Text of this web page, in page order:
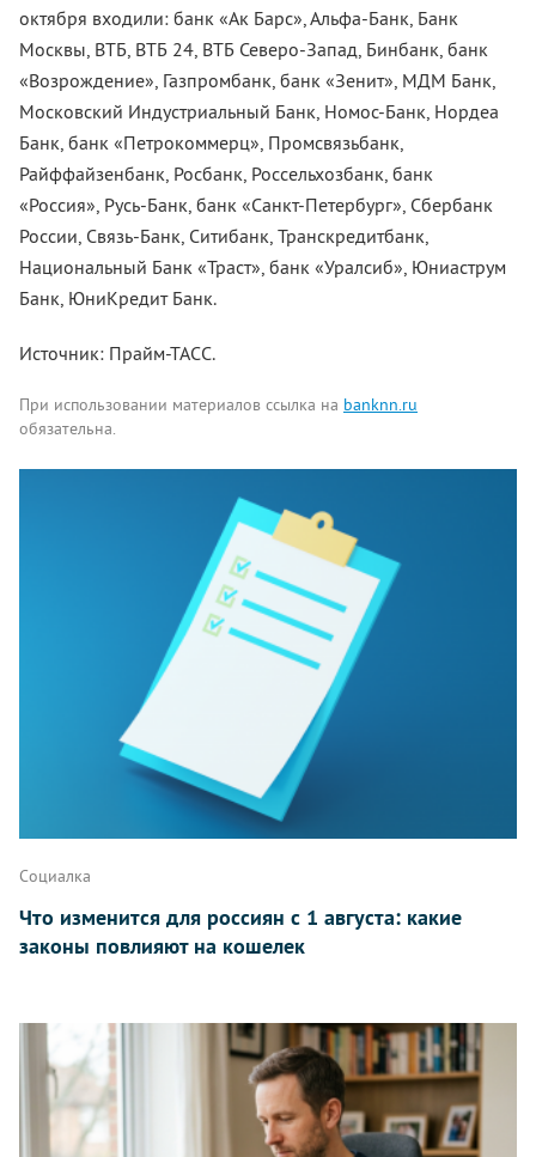
октября входили: банк «Ак Барс», Альфа-Банк, Банк
Москвы, ВТБ, ВТБ 24, ВТБ Северо-Запад, Бинбанк, банк
«Возрождение», Газпромбанк, банк «Зенит», МДМ Банк,
Московский Индустриальный Банк, Номос-Банк, Нордеа
Банк, банк «Петрокоммерц», Промсвязьбанк,
Райффайзенбанк, Росбанк, Россельхозбанк, банк
«Россия», Русь-Банк, банк «Санкт-Петербург», Сбербанк
России, Связь-Банк, Ситибанк, Транскредитбанк,
Национальный Банк «Траст», банк «Уралсиб», Юниаструм
Банк, ЮниКредит Банк.
Источник: Прайм-ТАСС.
При использовании материалов ссылка на banknn.ru
обязательна.
Написать
Социалка
Что изменится для россиян с 1 августа: какие
законы повлияют на кошелек